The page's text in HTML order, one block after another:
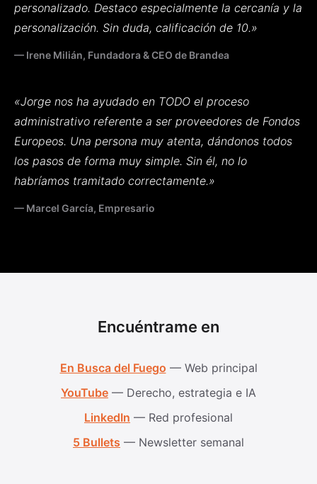
personalizado. Destaco especialmente la cercanía y la
personalización. Sin duda, calificación de 10.»
— Irene Milián, Fundadora & CEO de Brandea
«Jorge nos ha ayudado en TODO el proceso
administrativo referente a ser proveedores de Fondos
Europeos. Una persona muy atenta, dándonos todos
los pasos de forma muy simple. Sin él, no lo
habríamos tramitado correctamente.»
— Marcel García, Empresario
Encuéntrame en
En Busca del Fuego — Web principal
YouTube — Derecho, estrategia e IA
LinkedIn — Red profesional
5 Bullets — Newsletter semanal